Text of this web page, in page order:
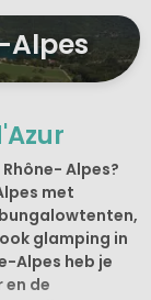
Alpes
Alpes?
met
glamping in
Alpes heb je
de